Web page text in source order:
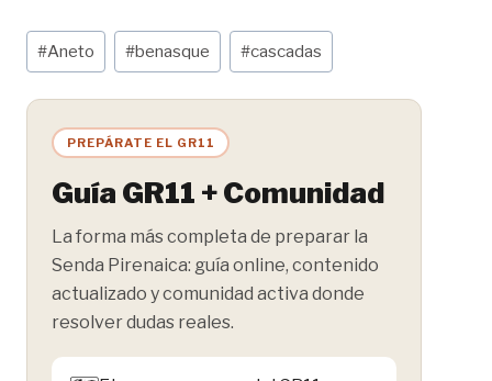
Etiquetas
de
la
entrada:
#Aneto #benasque #cascadas
PREPÁRATE EL GR11
Guía GR11 + Comunidad
La forma más completa de preparar la
Senda Pirenaica: guía online, contenido
actualizado y comunidad activa donde
resolver dudas reales.